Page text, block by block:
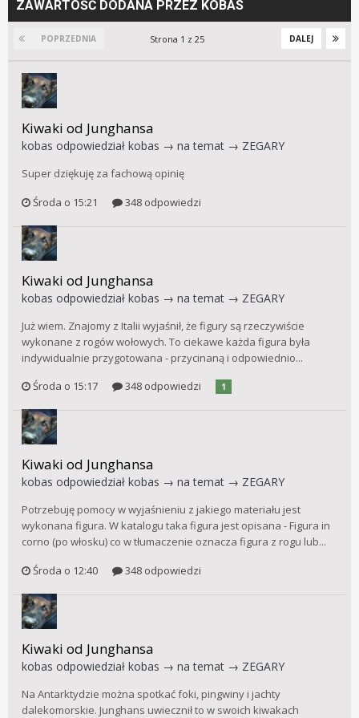
ZAWARTOŚĆ DODANA PRZEZ KOBAS
POPRZEDNIA DALEJ
Strona 1 z 25
Kiwaki od Junghansa
kobas odpowiedział kobas → na temat → ZEGARY
Super dziękuję za fachową opinię
Środa o 15:21
348 odpowiedzi
Kiwaki od Junghansa
kobas odpowiedział kobas → na temat → ZEGARY
Już wiem. Znajomy z Italii wyjaśnił, że figury są rzeczywiście
wykonane z rogów wołowych. To ciekawe każda figura była
indywidualnie przygotowana - przycinaną i odpowiednio...
Środa o 15:17
348 odpowiedzi 1
Kiwaki od Junghansa
kobas odpowiedział kobas → na temat → ZEGARY
Potrzebuję pomocy w wyjaśnieniu z jakiego materiału jest
wykonana figura. W katalogu taka figura jest opisana - Figura in
corno (po włosku) co w tłumaczenie oznacza figura z rogu lub...
Środa o 12:40
348 odpowiedzi
Kiwaki od Junghansa
kobas odpowiedział kobas → na temat → ZEGARY
Na Antarktydzie można spotkać foki, pingwiny i jachty
dalekomorskie. Junghans uwiecznił to w swoich kiwakach